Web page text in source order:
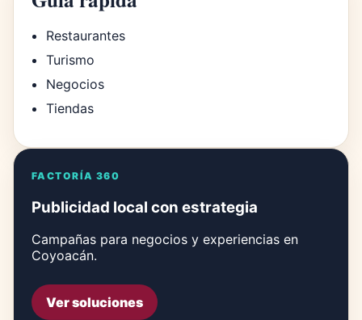
Restaurantes
Turismo
Negocios
Tiendas
FACTORÍA 360
Publicidad local con estrategia
Campañas para negocios y experiencias en
Coyoacán.
Ver soluciones